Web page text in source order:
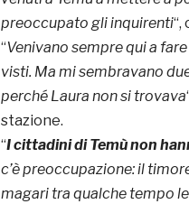
preoccupato gli inquirenti“,
“Venivano sempre qui a
visti. Ma mi sembravano
perché Laura non si trovava
stazione.
“I cittadini di Temù non
c’è preoccupazione: il
magari tra qualche tempo